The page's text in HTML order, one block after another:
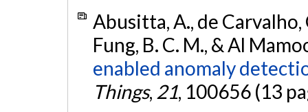
Abusitta, A., de Carvalho,
Fung, B. C. M., & Al
enabled anomaly
Things, 21, 100656 (13